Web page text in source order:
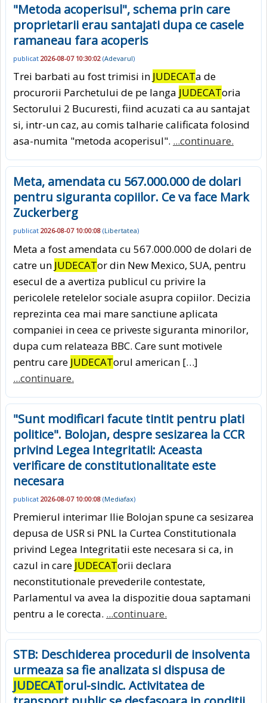
"Metoda acoperisul", schema prin care
proprietarii erau santajati dupa ce casele
ramaneau fara acoperis
publicat 2026-08-07 10:30:02 (Adevarul)
Trei barbati au fost trimisi in JUDECATa de
procurorii Parchetului de pe langa JUDECAToria
Sectorului 2 Bucuresti, fiind acuzati ca au santajat
si, intr-un caz, au comis talharie calificata folosind
asa-numita "metoda acoperisul". ...continuare.
Meta, amendata cu 567.000.000 de dolari
pentru siguranta copiilor. Ce va face Mark
Zuckerberg
publicat 2026-08-07 10:00:08 (Libertatea)
Meta a fost amendata cu 567.000.000 de dolari de
catre un JUDECATor din New Mexico, SUA, pentru
esecul de a avertiza publicul cu privire la
pericolele retelelor sociale asupra copiilor. Decizia
reprezinta cea mai mare sanctiune aplicata
companiei in ceea ce priveste siguranta minorilor,
dupa cum relateaza BBC. Care sunt motivele
pentru care JUDECATorul american […]
...continuare.
"Sunt modificari facute tintit pentru plati
politice". Bolojan, despre sesizarea la CCR
privind Legea Integritatii: Aceasta
verificare de constitutionalitate este
necesara
publicat 2026-08-07 10:00:08 (Mediafax)
Premierul interimar Ilie Bolojan spune ca sesizarea
depusa de USR si PNL la Curtea Constitutionala
privind Legea Integritatii este necesara si ca, in
cazul in care JUDECATorii declara
neconstitutionale prevederile contestate,
Parlamentul va avea la dispozitie doua saptamani
pentru a le corecta. ...continuare.
STB: Deschiderea procedurii de insolventa
urmeaza sa fie analizata si dispusa de
JUDECATorul-sindic. Activitatea de